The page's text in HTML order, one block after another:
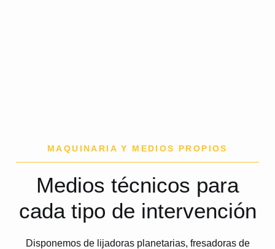
MAQUINARIA Y MEDIOS PROPIOS
Medios técnicos para
cada tipo de intervención
Disponemos de lijadoras planetarias, fresadoras de